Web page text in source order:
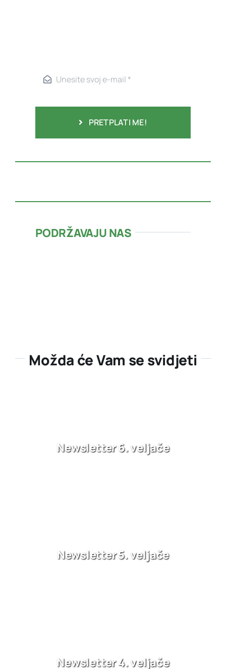
PRETPLATI ME!
PODRŽAVAJU NAS
Možda će Vam se svidjeti
Newsletter 6. veljače
Newsletter 5. veljače
Newsletter 4. veljače